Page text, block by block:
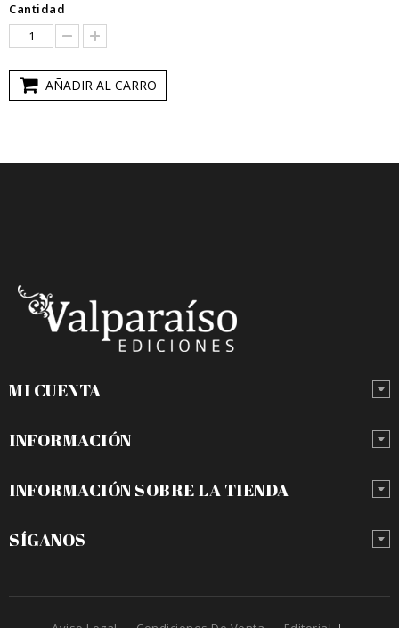
Cantidad
AÑADIR AL CARRO
MI CUENTA
INFORMACIÓN
INFORMACIÓN SOBRE LA TIENDA
SÍGANOS